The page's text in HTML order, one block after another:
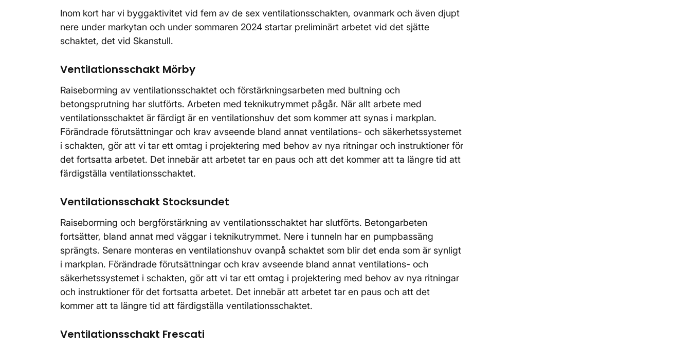
Inom kort har vi byggaktivitet vid fem av de sex ventilationsschakten, ovanmark och även djupt
nere under markytan och under sommaren 2024 startar preliminärt arbetet vid det sjätte
schaktet, det vid Skanstull.
Ventilationsschakt Mörby
Raiseborrning av ventilationsschaktet och förstärkningsarbeten med bultning och
betongsprutning har slutförts. Arbeten med teknikutrymmet pågår. När allt arbete med
ventilationsschaktet är färdigt är en ventilationshuv det som kommer att synas i markplan.
Förändrade förutsättningar och krav avseende bland annat ventilations- och säkerhetssystemet
i schakten, gör att vi tar ett omtag i projektering med behov av nya ritningar och instruktioner för
det fortsatta arbetet. Det innebär att arbetet tar en paus och att det kommer att ta längre tid att
färdigställa ventilationsschaktet.
Ventilationsschakt Stocksundet
Raiseborrning och bergförstärkning av ventilationsschaktet har slutförts. Betongarbeten
fortsätter, bland annat med väggar i teknikutrymmet. Nere i tunneln har en pumpbassäng
sprängts. Senare monteras en ventilationshuv ovanpå schaktet som blir det enda som är synligt
i markplan. Förändrade förutsättningar och krav avseende bland annat ventilations- och
säkerhetssystemet i schakten, gör att vi tar ett omtag i projektering med behov av nya ritningar
och instruktioner för det fortsatta arbetet. Det innebär att arbetet tar en paus och att det
kommer att ta längre tid att färdigställa ventilationsschaktet.
Ventilationsschakt Frescati